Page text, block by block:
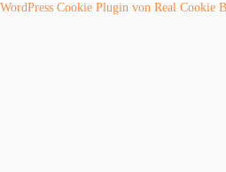
WordPress Cookie Plugin von Real Cookie